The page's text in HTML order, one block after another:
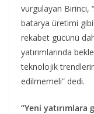
vurgulayan Birinci,
batarya üretimi gibi
rekabet gücünü
yatırımlarında
teknolojik
edilmemeli” dedi.
“Yeni yatırımlara